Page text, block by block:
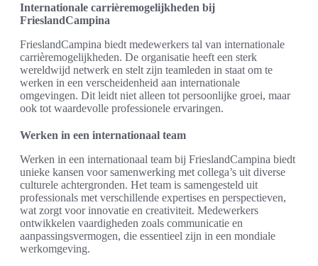
Internationale carrièremogelijkheden bij
FrieslandCampina
FrieslandCampina biedt medewerkers tal van internationale
carrièremogelijkheden. De organisatie heeft een sterk
wereldwijd netwerk en stelt zijn teamleden in staat om te
werken in een verscheidenheid aan internationale
omgevingen. Dit leidt niet alleen tot persoonlijke groei, maar
ook tot waardevolle professionele ervaringen.
Werken in een internationaal team
Werken in een internationaal team bij FrieslandCampina biedt
unieke kansen voor samenwerking met collega’s uit diverse
culturele achtergronden. Het team is samengesteld uit
professionals met verschillende expertises en perspectieven,
wat zorgt voor innovatie en creativiteit. Medewerkers
ontwikkelen vaardigheden zoals communicatie en
aanpassingsvermogen, die essentieel zijn in een mondiale
werkomgeving.